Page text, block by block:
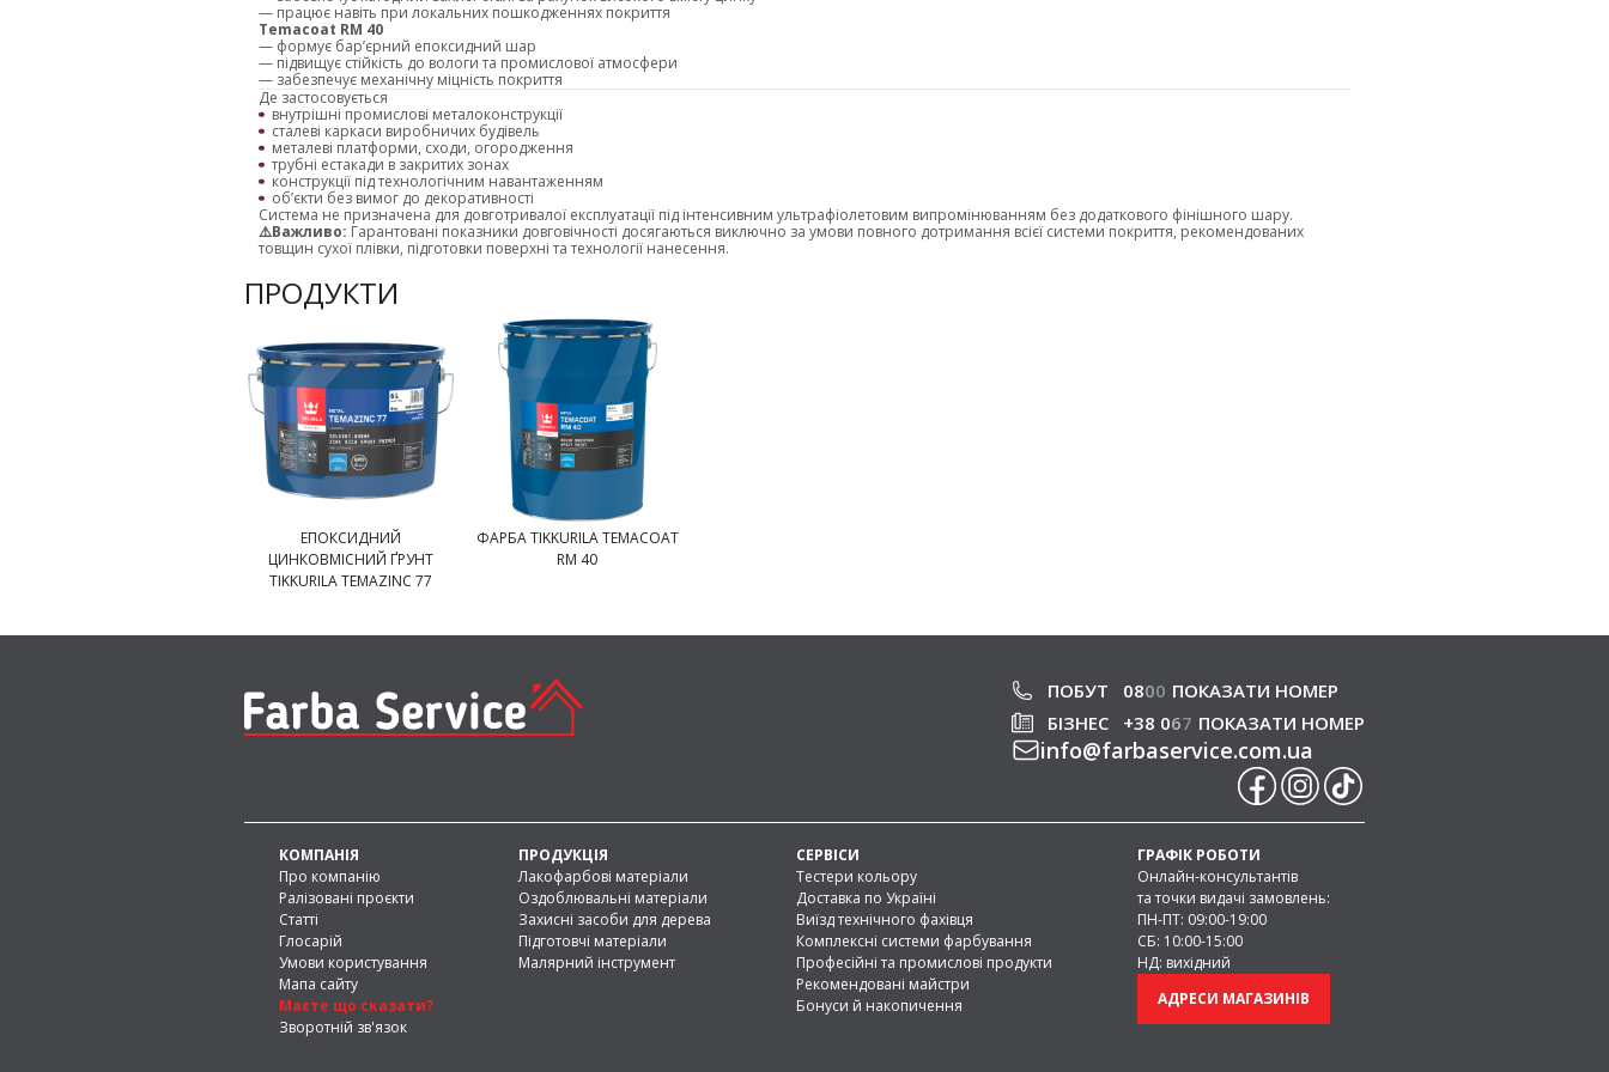
— працює навіть при локальних пошкодженнях покриття
Temacoat RM 40
— формує бар’єрний епоксидний шар
— підвищує стійкість до вологи та промислової атмосфери
— забезпечує механічну міцність покриття
Де застосовується
внутрішні промислові металоконструкції
сталеві каркаси виробничих будівель
металеві платформи, сходи, огородження
трубні естакади в закритих зонах
конструкції під технологічним навантаженням
об’єкти без вимог до декоративності
Система не призначена для довготривалої експлуатації під інтенсивним ультрафіолетовим випромінюванням без додаткового фінішного шару.
⚠️Важливо: Гарантовані показники довговічності досягаються виключно за умови повного дотримання всієї системи покриття, рекомендованих
товщин сухої плівки, підготовки поверхні та технології нанесення.
ПРОДУКТИ
ЕПОКСИДНИЙ
ЦИНКОВМІСНИЙ ҐРУНТ
TIKKURILA TEMAZINC 77
ФАРБА TIKKURILA TEMACOAT
RM 40
ПОБУТ 0800 ПОКАЗАТИ НОМЕР
БІЗНЕС
+38 067 ПОКАЗАТИ НОМЕР
info@farbaservice.com.ua
КОМПАНІЯ
Про компанію
Ралізовані проєкти
Статті
Глосарій
Умови користування
Мапа сайту
Маєте що сказати?
Зворотній зв'язок
ПРОДУКЦІЯ
Лакофарбові матеріали
Оздоблювальні матеріали
Захисні засоби для дерева
Підготовчі матеріали
Малярний інструмент
СЕРВІСИ
Тестери кольору
Доставка по Україні
Виїзд технічного фахівця
Комплексні системи фарбування
Професійні та промислові продукти
Рекомендовані майстри
Бонуси й накопичення
ГРАФІК РОБОТИ
Онлайн-консультантів
та точки видачі замовлень:
ПН-ПТ: 09:00-19:00
СБ: 10:00-15:00
НД: вихідний
АДРЕСИ МАГАЗИНІВ